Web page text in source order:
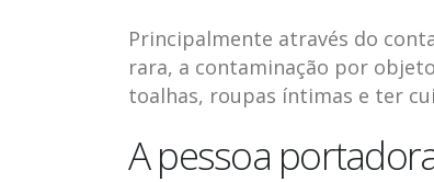
Principalmente através do
rara, a contaminação por
toalhas, roupas íntimas e ter
A pessoa